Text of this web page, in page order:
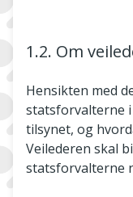
1.2. Om
Hensikten med
statsforvalterne
tilsynet, og
Veilederen skal
statsforvalterne